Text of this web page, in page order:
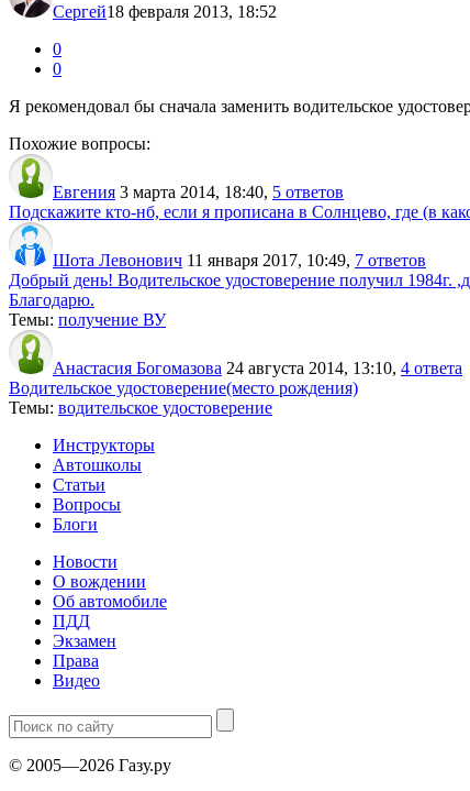
Сергей18 февраля 2013, 18:52
0
0
Я рекомендовал бы сначала заменить водительское
Похожие вопросы:
Евгения 3 марта 2014, 18:40, 5 ответов
Подскажите кто-нб, если я прописана в Солнцево, где (в
Шота Левонович 11 января 2017, 10:49, 7 ответов
Добрый день! Водительское удостоверение получил 1984г.
Благодарю.
Темы: получение ВУ
Анастасия Богомазова 24 августа 2014, 13:10, 4 ответа
Водительское удостоверение(место рождения)
Темы: водительское удостоверение
Инструкторы
Автошколы
Статьи
Вопросы
Блоги
Новости
О вождении
Об автомобиле
ПДД
Экзамен
Права
Видео
© 2005—2026 Газу.ру